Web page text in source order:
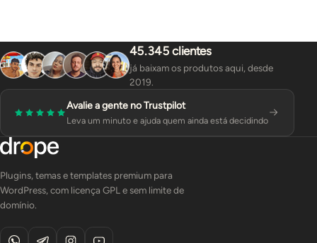
45.345 clientes
já baixam os produtos aqui, desde
2019.
Avalie a gente no Trustpilot
Leva um minuto e ajuda quem ainda está decidindo
Plugins, temas e templates premium para
WordPress, com licença GPL e sem limite de
domínio.